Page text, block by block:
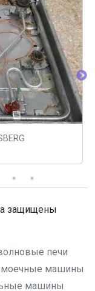
защищены
печи
машины
машины